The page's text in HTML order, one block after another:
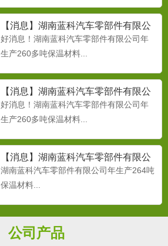
【消息】湖南蓝科汽车零部件有限公
司年生产260多吨保温材料
好消息！湖南蓝科汽车零部件有限公司年
生产260多吨保温材料...
【消息】湖南蓝科汽车零部件有限公
司年生产260多吨保温材料
好消息！湖南蓝科汽车零部件有限公司年
生产260多吨保温材料...
【消息】湖南蓝科汽车零部件有限公
司年生产260多吨保温材料
湖南蓝科汽车零部件有限公司年生产264吨
保温材料...
公司产品
PPR保温管03
PPR保温管03...
PPR保温管04
蓝科PPR保温管04...
汽车聚氨酯(PU)
门板防水膜；门板扶手；随车工具箱；中
央通道泡沫；主地毯；座椅...
PPR保温管06